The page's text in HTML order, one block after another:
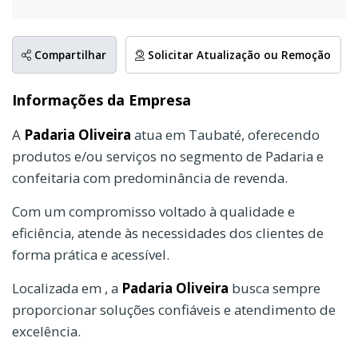
Compartilhar Solicitar Atualização ou Remoção
Informações da Empresa
A Padaria Oliveira atua em Taubaté, oferecendo
produtos e/ou serviços no segmento de Padaria e
confeitaria com predominância de revenda.
Com um compromisso voltado à qualidade e
eficiência, atende às necessidades dos clientes de
forma prática e acessível.
Localizada em , a Padaria Oliveira busca sempre
proporcionar soluções confiáveis e atendimento de
excelência.